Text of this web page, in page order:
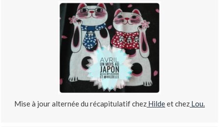
Mise à jour alternée du récapitulatif chez Hildeet chez Lou.